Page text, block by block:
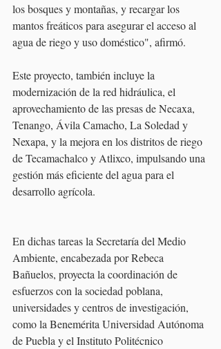
los bosques y montañas, y recargar los
mantos freáticos para asegurar el acceso al
agua de riego y uso doméstico", afirmó.
Este proyecto, también incluye la
modernización de la red hidráulica, el
aprovechamiento de las presas de Necaxa,
Tenango, Ávila Camacho, La Soledad y
Nexapa, y la mejora en los distritos de riego
de Tecamachalco y Atlixco, impulsando una
gestión más eficiente del agua para el
desarrollo agrícola.
En dichas tareas la Secretaría del Medio
Ambiente, encabezada por Rebeca
Bañuelos, proyecta la coordinación de
esfuerzos con la sociedad poblana,
universidades y centros de investigación,
como la Benemérita Universidad Autónoma
de Puebla y el Instituto Politécnico